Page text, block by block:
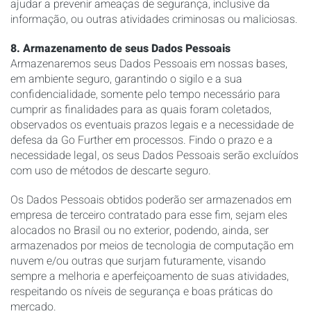
ajudar a prevenir ameaças de segurança, inclusive da
informação, ou outras atividades criminosas ou maliciosas.
8. Armazenamento de seus Dados Pessoais
Armazenaremos seus Dados Pessoais em nossas bases,
em ambiente seguro, garantindo o sigilo e a sua
confidencialidade, somente pelo tempo necessário para
cumprir as finalidades para as quais foram coletados,
observados os eventuais prazos legais e a necessidade de
defesa da Go Further em processos. Findo o prazo e a
necessidade legal, os seus Dados Pessoais serão excluídos
com uso de métodos de descarte seguro.
Os Dados Pessoais obtidos poderão ser armazenados em
empresa de terceiro contratado para esse fim, sejam eles
alocados no Brasil ou no exterior, podendo, ainda, ser
armazenados por meios de tecnologia de computação em
nuvem e/ou outras que surjam futuramente, visando
sempre a melhoria e aperfeiçoamento de suas atividades,
respeitando os níveis de segurança e boas práticas do
mercado.